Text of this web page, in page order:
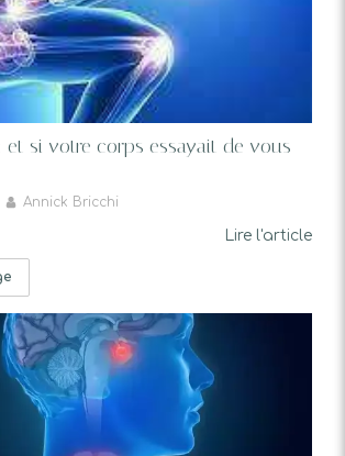
et si votre corps essayait de vous
Annick Bricchi
Lire l'article